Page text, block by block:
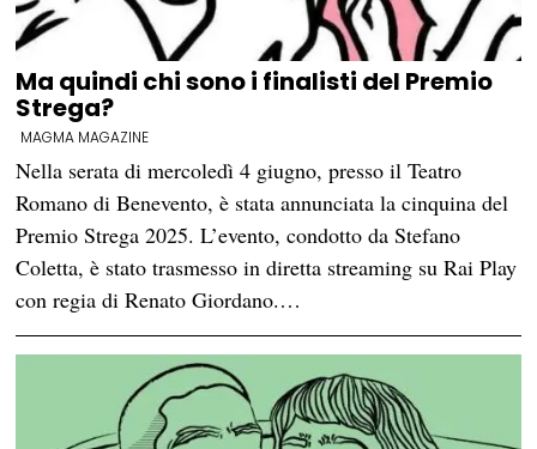
Ma quindi chi sono i finalisti del Premio
Strega?
MAGMA MAGAZINE
Nella serata di mercoledì 4 giugno, presso il Teatro
Romano di Benevento, è stata annunciata la cinquina del
Premio Strega 2025. L’evento, condotto da Stefano
Coletta, è stato trasmesso in diretta streaming su Rai Play
con regia di Renato Giordano.…